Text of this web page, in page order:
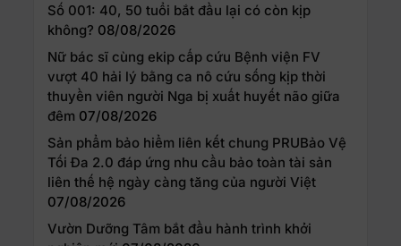
Số 001: 40, 50 tuổi bắt đầu lại có còn kịp
không? 08/08/2026
Nữ bác sĩ cùng ekip cấp cứu Bệnh viện FV
vượt 40 hải lý bằng ca nô cứu sống kịp thời
thuyền viên người Nga bị xuất huyết não giữa
đêm 07/08/2026
Sản phẩm bảo hiểm liên kết chung PRUBảo Vệ
Tối Đa 2.0 đáp ứng nhu cầu bảo toàn tài sản
liên thế hệ ngày càng tăng của người Việt
07/08/2026
Vườn Dưỡng Tâm bắt đầu hành trình khởi